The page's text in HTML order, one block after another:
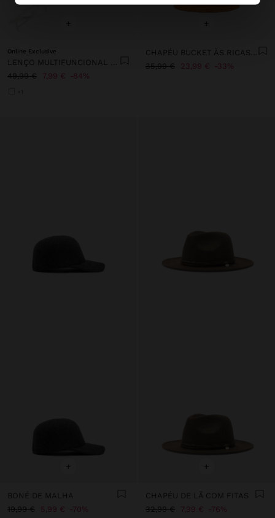
Online Exclusive
49,99 €
7,99 € 84%
35,99 €
23,99 € 33%
+
BONÉ DE MALHA
19,99 €
5,99 € 70%
+
CHAPÉU DE LÃ COM FITAS
32,99 €
7,99 € 76%